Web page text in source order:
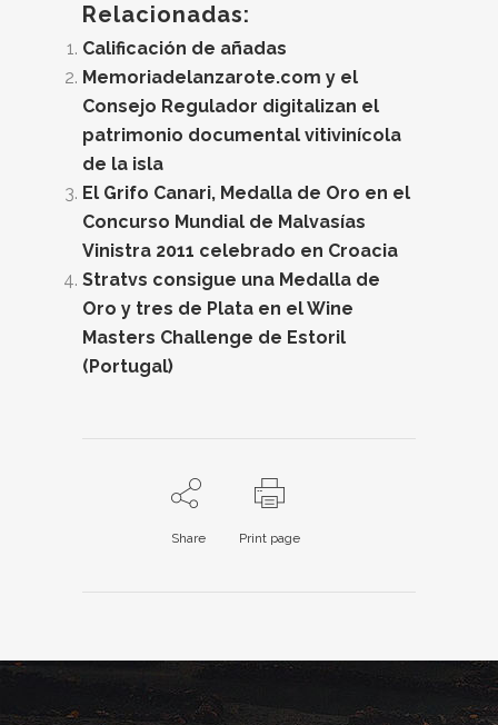
Relacionadas:
Calificación de añadas
Memoriadelanzarote.com y el
Consejo Regulador digitalizan el
patrimonio documental vitivinícola
de la isla
El Grifo Canari, Medalla de Oro en el
Concurso Mundial de Malvasías
Vinistra 2011 celebrado en Croacia
Stratvs consigue una Medalla de
Oro y tres de Plata en el Wine
Masters Challenge de Estoril
(Portugal)
Share Print page